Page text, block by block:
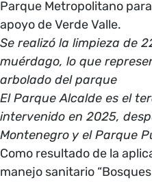
Parque Metropolitano
apoyo de Verde Valle.
Se realizó la limpieza de
muérdago, lo que
arbolado del parque
El Parque Alcalde es el
intervenido en 2025,
Montenegro y el Parque
Como resultado de la
manejo sanitario